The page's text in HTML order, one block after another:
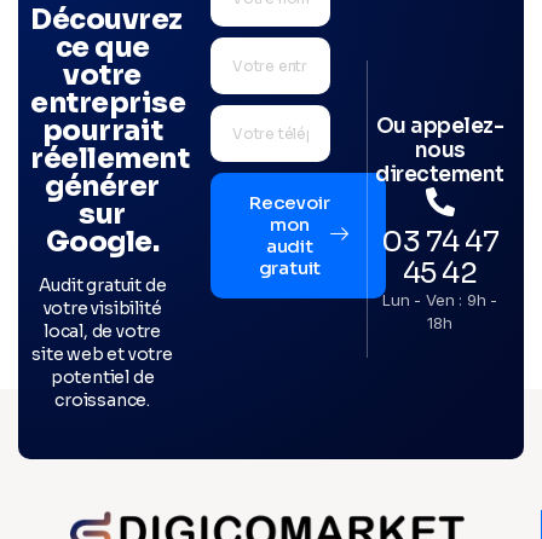
Découvrez
ce que
votre
entreprise
pourrait
réellement
générer
sur
Google.
Audit gratuit de
votre visibilité
local, de votre
site web et votre
potentiel de
croissance.
Recevoir
mon
audit
gratuit
Ou appelez-
nous
directement
03 74 47
45 42
Lun - Ven : 9h -
18h